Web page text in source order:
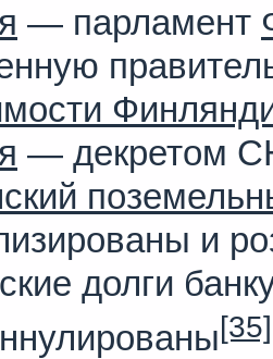
— парламент
— декретом
и
долги
[35]